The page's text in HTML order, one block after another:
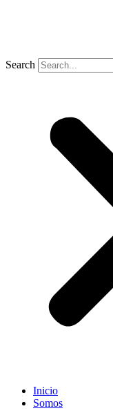
Search
Inicio
Somos